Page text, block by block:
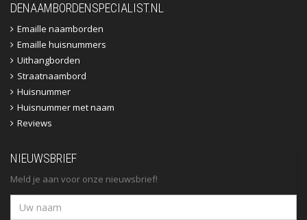
DENAAMBORDENSPECIALIST.NL
Emaille naamborden
Emaille huisnummers
Uithangborden
Straatnaambord
Huisnummer
Huisnummer met naam
Reviews
NIEUWSBRIEF
Meld je aan voor onze nieuwsbrief!